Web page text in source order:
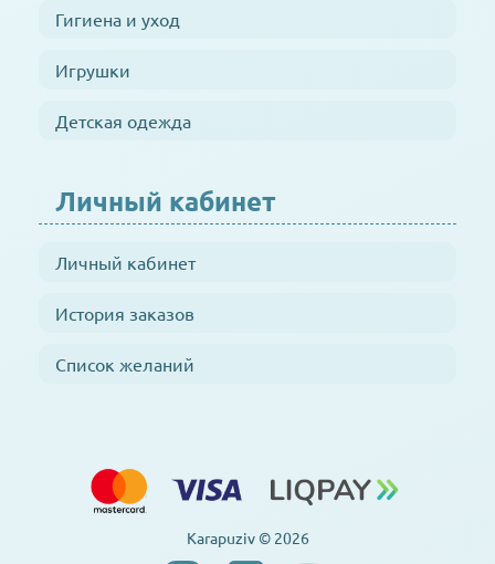
Гигиена и уход
Игрушки
Детская одежда
Личный кабинет
Личный кабинет
История заказов
Список желаний
Karapuziv © 2026